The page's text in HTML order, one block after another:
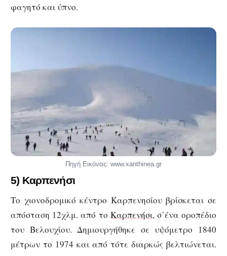
φαγητό και ύπνο.
Πηγή Εικόνας: www.xanthinea.gr
5) Καρπενήσι
Το χιονοδρομικό κέντρο Καρπενησίου βρίσκεται σε
απόσταση 12χλμ. από το Καρπενήσι, σ΄ένα οροπέδιο
του Βελουχίου. Δημιουργήθηκε σε υψόμετρο 1840
μέτρων το 1974 και από τότε διαρκώς βελτιώνεται.